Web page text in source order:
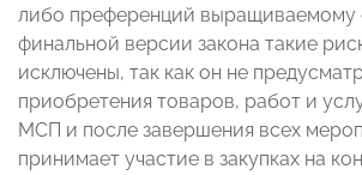
либо преференций выращиваемому
финальной версии закона такие
исключены, так как он не
приобретения товаров, работ и
МСП и после завершения всех
принимает участие в закупках на